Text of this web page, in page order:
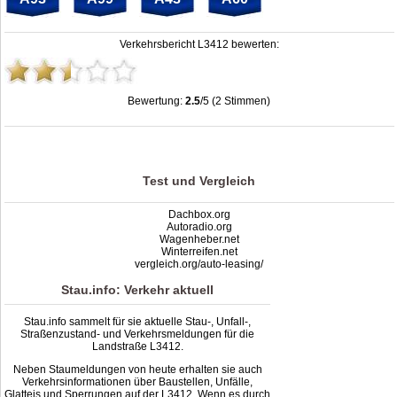
Verkehrsbericht L3412 bewerten:
Bewertung:2.5/5 (2 Stimmen)
Stau L3412: Unfälle, Sperrung & Baustellen | Staumelder L3412 ,2.5out of5
Test und Vergleich
Dachbox.org
Autoradio.org
Wagenheber.net
Winterreifen.net
vergleich.org/auto-leasing/
Stau.info: Verkehr aktuell
Stau.info sammelt für sie aktuelle Stau-, Unfall-,
Straßenzustand- und Verkehrsmeldungen für die
Landstraße L3412.
Neben Staumeldungen von heute erhalten sie auch
Verkehrsinformationen über Baustellen, Unfälle,
Glatteis und Sperrungen auf der L3412. Wenn es durch